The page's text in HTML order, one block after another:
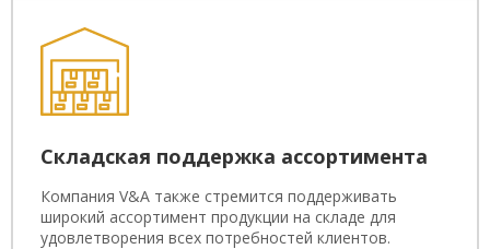
Складская поддержка ассортимента
Компания V&A также стремится поддерживать
широкий ассортимент продукции на складе для
удовлетворения всех потребностей клиентов.